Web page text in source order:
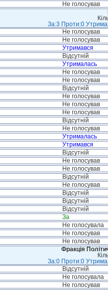
Не голосував
За:3 Проти:0
Не голосував
Не голосував
Утримався
Відсутній
Утрималась
Не голосував
Не голосував
Відсутній
Не голосував
Не голосував
Не голосував
Відсутній
Не голосував
Утрималась
Утримався
Відсутній
Не голосував
Не голосував
Відсутній
Не голосував
Відсутній
Відсутній
Відсутній
За
Не голосувала
Не голосував
Не голосував
Фракція
За:0 Проти:0
Відсутній
Не голосувала
Не голосував